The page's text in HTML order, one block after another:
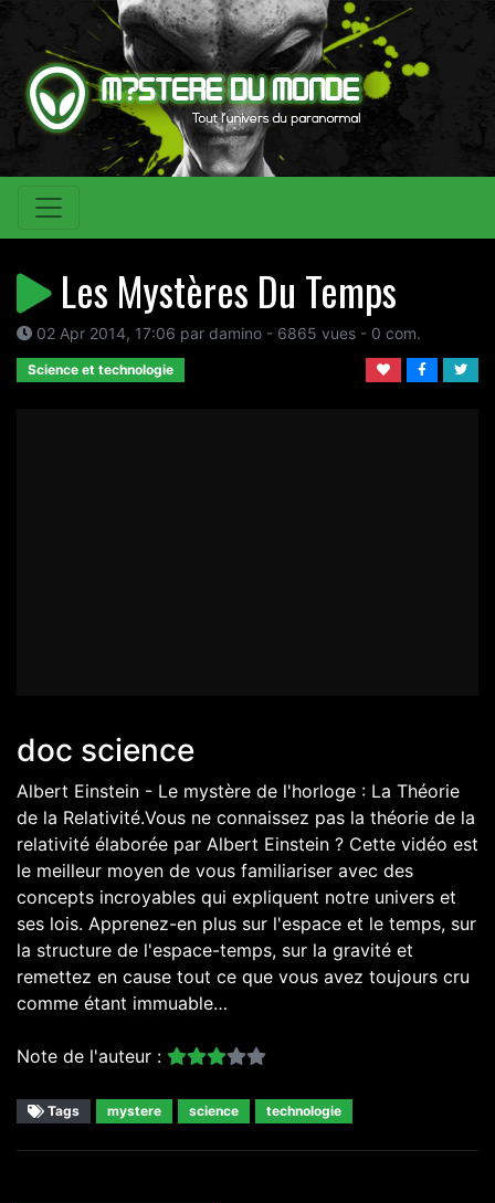
Les Mystères Du Temps
02 Apr 2014, 17:06 par damino - 6865 vues - 0 com.
Science et technologie
doc science
Albert Einstein - Le mystère de l'horloge : La Théorie
de la Relativité.Vous ne connaissez pas la théorie de la
relativité élaborée par Albert Einstein ? Cette vidéo est
le meilleur moyen de vous familiariser avec des
concepts incroyables qui expliquent notre univers et
ses lois. Apprenez-en plus sur l'espace et le temps, sur
la structure de l'espace-temps, sur la gravité et
remettez en cause tout ce que vous avez toujours cru
comme étant immuable…
Note de l'auteur :
Tags mystere science technologie